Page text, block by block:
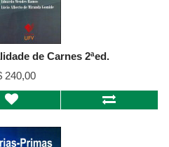
de Carnes 2ªed.
240,00